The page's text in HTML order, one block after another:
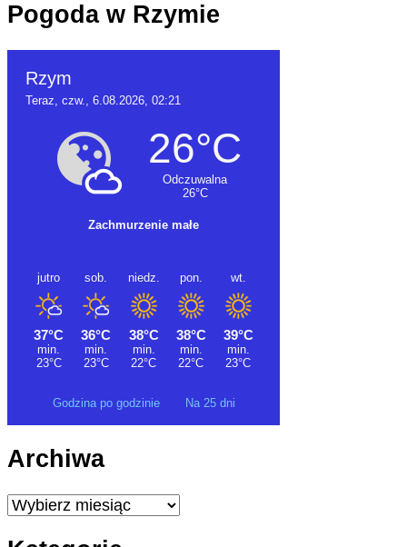
Pogoda w Rzymie
Godzina po godzinie Na 25 dni
Archiwa
Archiwa